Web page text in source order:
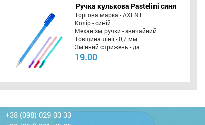
Ручка кулькова Pastelini синя
Торгова марка - AXENT
Колір - синій
Механізм ручки - звичайний
Товщина лінії - 0,7 мм
Змінний стрижень - да
19.00
+38 (098) 029 03 33